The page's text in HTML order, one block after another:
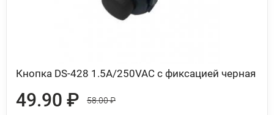
Кнопка DS-428 1.5A/250VAC с фиксацией черная
49.90 ₽ 58.00 ₽